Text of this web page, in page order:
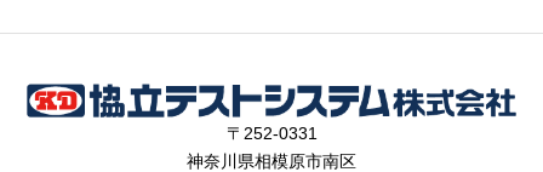
〒252-0331
神奈川県相模原市南区